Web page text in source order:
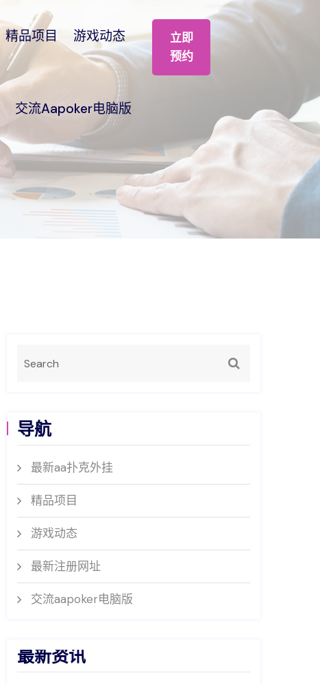
精品项目 游戏动态
交流aapoker电脑版
立即
预约
导航
最新aa扑克外挂
精品项目
游戏动态
最新注册网址
交流aapoker电脑版
最新资讯